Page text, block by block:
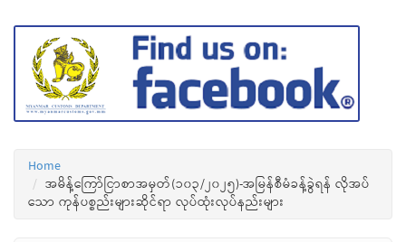
Home
အမိန့်ကြော်ငြာစာအမှတ်(၁၀၃/၂၀၂၅)-အမြန်စီမံခန့်ခွဲရန် လိုအပ်
သော ကုန်ပစ္စည်းများဆိုင်ရာ လုပ်ထုံးလုပ်နည်းများ